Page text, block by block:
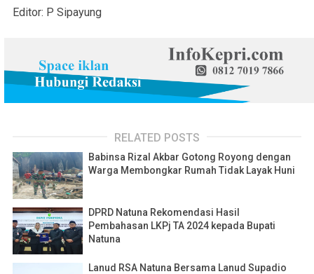
Editor: P Sipayung
RELATED POSTS
Babinsa Rizal Akbar Gotong Royong dengan
Warga Membongkar Rumah Tidak Layak Huni
DPRD Natuna Rekomendasi Hasil
Pembahasan LKPj TA 2024 kepada Bupati
Natuna
Lanud RSA Natuna Bersama Lanud Supadio